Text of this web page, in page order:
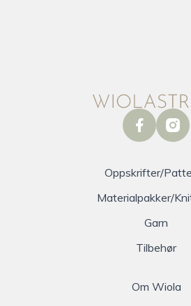
facebook
Oppskrifter/
Materialpakker/
Garn
Tilbehør
Om Wiola